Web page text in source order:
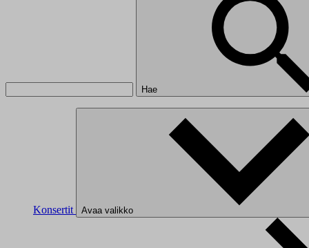
Hae
Konsertit Avaa valikko